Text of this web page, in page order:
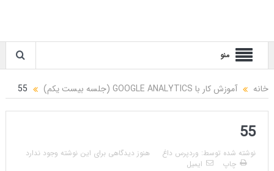
منو
خانه آموزش کار با GOOGLE ANALYTICS (جلسه بیست یکم) 55
55
نوشته شده توسط: وردپرس داغ
هنوز دیدگاهی برای این نوشته وجود ندارد
چاپ
ایمیل